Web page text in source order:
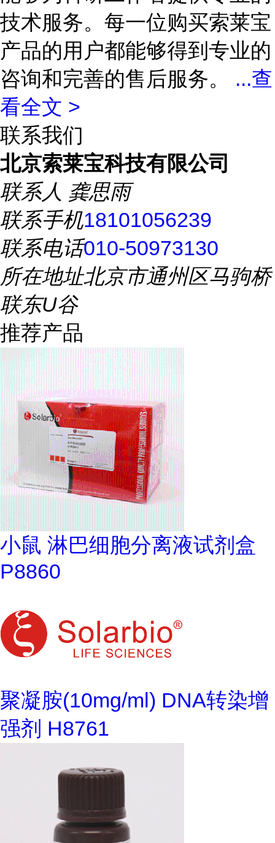
技术服务。每一位购买索莱宝
产品的用户都能够得到专业的
咨询和完善的售后服务。 ...查
看全文 >
联系我们
北京索莱宝科技有限公司
联系人 龚思雨
联系手机18101056239
联系电话010-50973130
所在地址北京市通州区马驹桥
联东U谷
推荐产品
小鼠 淋巴细胞分离液试剂盒
P8860
聚凝胺(10mg/ml) DNA转染增
强剂 H8761